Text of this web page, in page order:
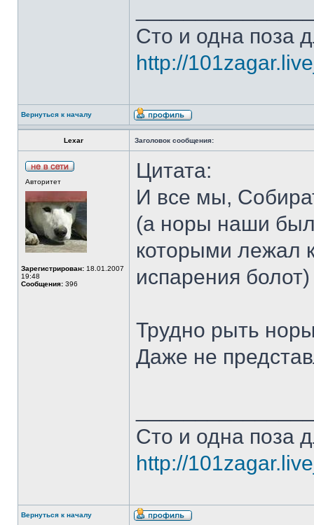
Сто и одна поза
http://
Вернуться к началу
Lexar Заголовок сообщения:
Авторитет
Зарегистрирован: 18.01.2007
19:48
Сообщения: 396
Цитата:
И все мы,
(а норы наши
которыми лежал
испарения болот)
Трудно рыть
Даже не
Сто и одна поза
http://
Вернуться к началу